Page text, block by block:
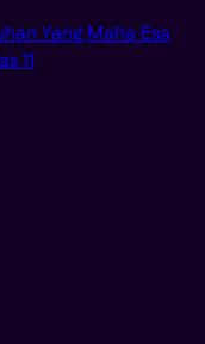
Yang Maha Esa
11